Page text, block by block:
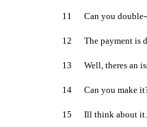
11 Can you
12 The payment is
13 Well, theres an
14 Can you make
15 Ill think about it.